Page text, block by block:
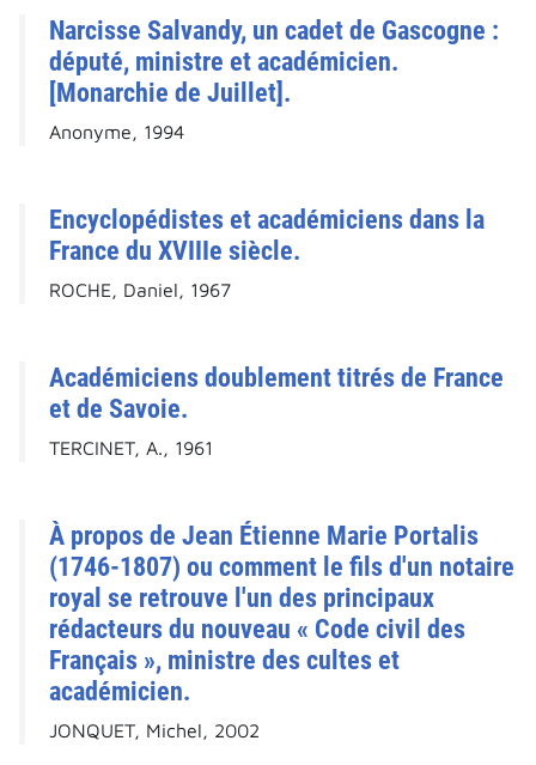
Narcisse Salvandy, un cadet de Gascogne :
député, ministre et académicien.
[Monarchie de Juillet].
Anonyme, 1994
Encyclopédistes et académiciens dans la
France du XVIIIe siècle.
ROCHE, Daniel, 1967
Académiciens doublement titrés de France
et de Savoie.
TERCINET, A., 1961
À propos de Jean Étienne Marie Portalis
(1746-1807) ou comment le fils d'un notaire
royal se retrouve l'un des principaux
rédacteurs du nouveau « Code civil des
Français », ministre des cultes et
académicien.
JONQUET, Michel, 2002